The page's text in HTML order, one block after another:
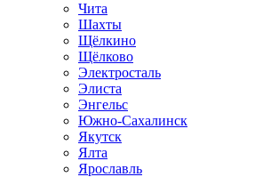
Чита
Шахты
Щёлкино
Щёлково
Электросталь
Элиста
Энгельс
Южно-Сахалинск
Якутск
Ялта
Ярославль